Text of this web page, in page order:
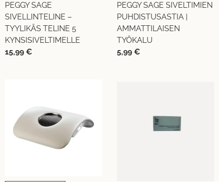
PEGGY SAGE
SIVELLINTELINE –
TYYLIKÄS TELINE 5
KYNSISIVELTIMELLE
15,99 €
PEGGY SAGE SIVELTIMIEN
PUHDISTUSASTIA |
AMMATTILAISEN
TYÖKALU
5,99 €